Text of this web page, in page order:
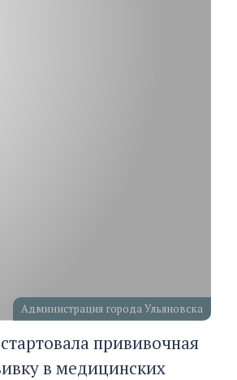
Администрация города Ульяновска
прививочная
в медицинских